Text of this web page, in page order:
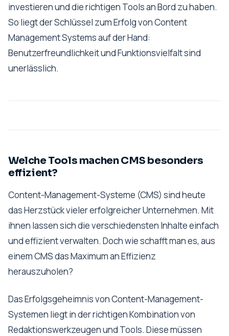
investieren und die richtigen Tools an Bord zu haben.
So liegt der Schlüssel zum Erfolg von Content
Management Systems auf der Hand:
Benutzerfreundlichkeit und Funktionsvielfalt sind
unerlässlich.
Welche Tools machen CMS besonders
effizient?
Content-Management-Systeme (CMS) sind heute
das Herzstück vieler erfolgreicher Unternehmen. Mit
ihnen lassen sich die verschiedensten Inhalte einfach
und effizient verwalten. Doch wie schafft man es, aus
einem CMS das Maximum an Effizienz
herauszuholen?
Das Erfolgsgeheimnis von Content-Management-
Systemen liegt in der richtigen Kombination von
Redaktionswerkzeugen und Tools. Diese müssen